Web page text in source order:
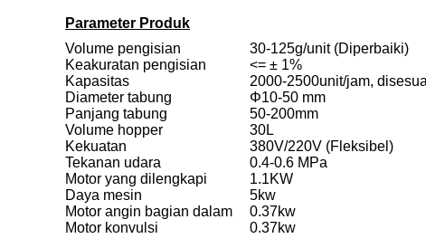
Parameter Produk
Volume pengisian
30-125g/unit (Diperbaiki)
Keakuratan pengisian
<= ± 1%
Kapasitas
2000-2500unit/jam,
Diameter tabung
Φ10-50 mm
Panjang tabung
50-200mm
Volume hopper
30L
Kekuatan
380V/220V (Fleksibel)
Tekanan udara
0.4-0.6 MPa
Motor yang dilengkapi
1.1KW
Daya mesin
5kw
Motor angin bagian dalam
0.37kw
Motor konvulsi
0.37kw